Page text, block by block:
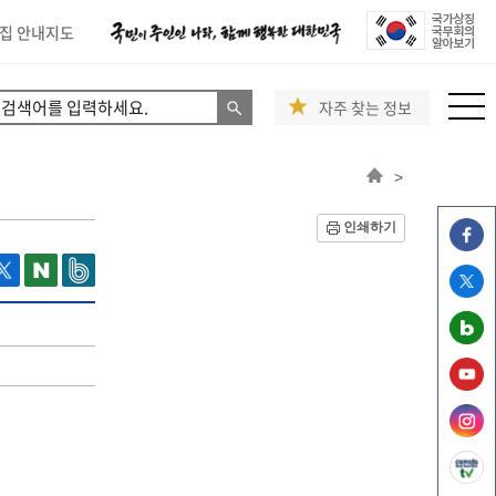
안내지도
자주 찾는 정보
>
인쇄하기